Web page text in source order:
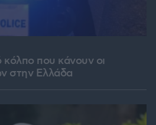
κόλπο που κάνουν οι
στην Ελλάδα